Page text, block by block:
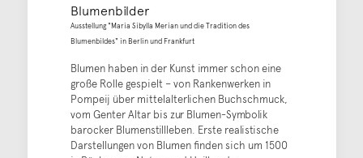
Blumenbilder
Ausstellung "Maria Sibylla Merian und die Tradition des
Blumenbildes" in Berlin und Frankfurt
Blumen haben in der Kunst immer schon eine
große Rolle gespielt – von Rankenwerken in
Pompeij über mittelalterlichen Buchschmuck,
vom Genter Altar bis zur Blumen-Symbolik
barocker Blumenstillleben. Erste realistische
Darstellungen von Blumen finden sich um 1500